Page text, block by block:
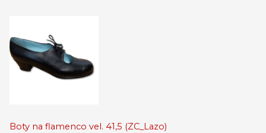
Boty na flamenco vel. 41,5 (ZC_Lazo)